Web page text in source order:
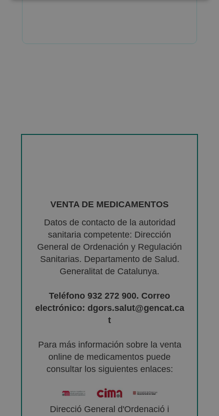
VENTA DE MEDICAMENTOS
Datos de contacto de la autoridad
sanitaria competente: Dirección
General de Ordenación y Regulación
Sanitarias. Departamento de Salud.
Generalitat de Catalunya.
Teléfono 932 272 900. Correo
electrónico: dgors.salut@gencat.ca
t
Para más información sobre la venta
online de medicamentos puede
consultar los siguientes enlaces:
Direcció General d'Ordenació i